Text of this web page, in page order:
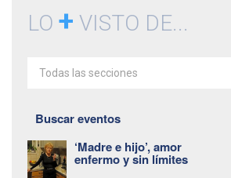
LO + VISTO DE...
Todas las secciones
Buscar eventos
‘Madre e hijo’, amor
enfermo y sin límites